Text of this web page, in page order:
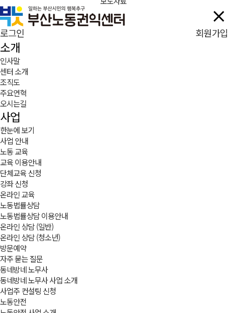
로그인 회원가입
소개
인사말
센터 소개
조직도
주요연혁
오시는길
사업
한눈에 보기
사업 안내
노동 교육
교육 이용안내
단체교육 신청
강좌 신청
온라인 교육
노동법률상담
노동법률상담 이용안내
온라인 상담 (일반)
온라인 상담 (청소년)
방문예약
자주 묻는 질문
동네방네 노무사
동네방네 노무사 사업 소개
사업주 컨설팅 신청
노동안전